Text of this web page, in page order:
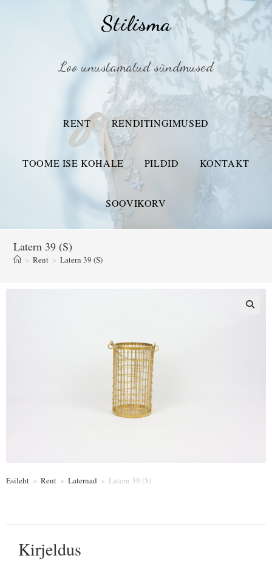
Stilisma
Loo unustamatud sündmused
RENT RENDITINGIMUSED
TOOME ISE KOHALE PILDID KONTAKT
SOOVIKORV
Latern 39 (S)
> Rent > Latern 39 (S)
Esileht > Rent > Laternad > Latern 39 (S)
Kirjeldus